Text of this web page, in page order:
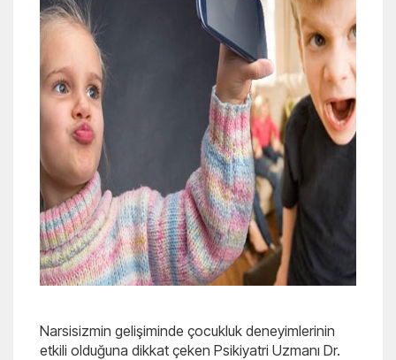
Narsisizmin gelişiminde çocukluk deneyimlerinin
etkili olduğuna dikkat çeken Psikiyatri Uzmanı Dr.